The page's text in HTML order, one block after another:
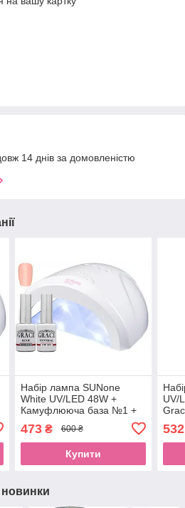
14 днів за домовленістю
Набір лампа SUNone
White UV/LED 48W +
Камуфлююча база №1 +
473₴ 600 ₴
Купити
UV/
532
новинки